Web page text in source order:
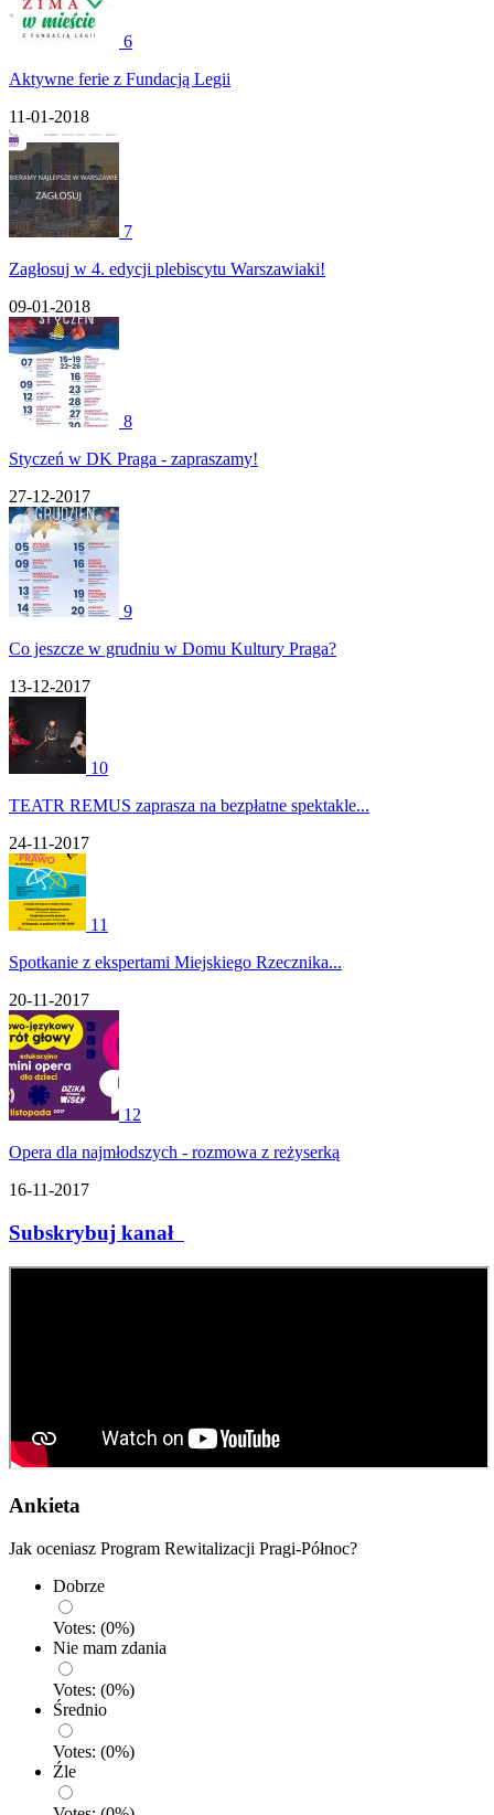
6
Aktywne ferie z Fundacją Legii
11-01-2018
7
Zagłosuj w 4. edycji plebiscytu Warszawiaki!
09-01-2018
8
Styczeń w DK Praga - zapraszamy!
27-12-2017
9
Co jeszcze w grudniu w Domu Kultury Praga?
13-12-2017
10
TEATR REMUS zaprasza na bezpłatne spektakle...
24-11-2017
11
Spotkanie z ekspertami Miejskiego Rzecznika...
20-11-2017
12
Opera dla najmłodszych - rozmowa z reżyserką
16-11-2017
Subskrybuj kanał
Ankieta
Jak oceniasz Program Rewitalizacji Pragi-Północ?
Dobrze
Votes: (0%)
Nie mam zdania
Votes: (0%)
Średnio
Votes: (0%)
Źle